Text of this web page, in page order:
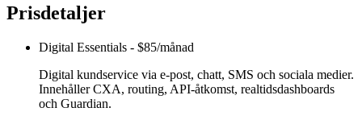
Prisdetaljer
Digital Essentials - $85/månad
Digital kundservice via e-post, chatt, SMS och sociala medier.
Innehåller CXA, routing, API-åtkomst, realtidsdashboards
och Guardian.